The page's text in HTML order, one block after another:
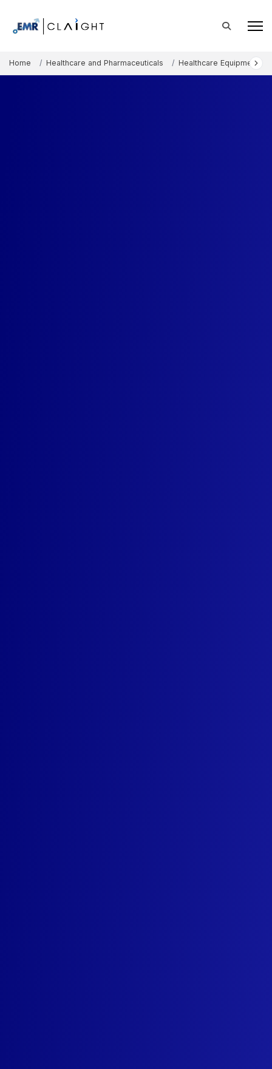
Home Healthcare and Pharmaceuticals Healthcare Equipment